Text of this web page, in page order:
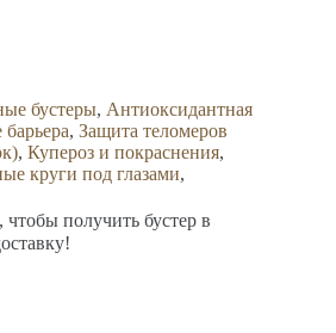
бустеры, Антиоксидантная
, Защита теломеров
, Купероз и покраснения,
круги под глазами,
, чтобы получить бустер в